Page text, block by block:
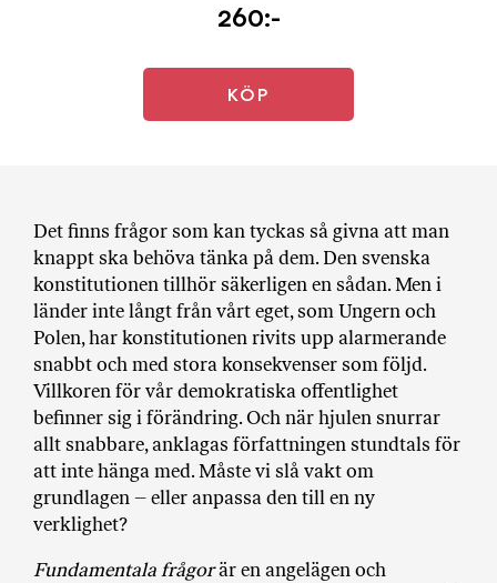
h
s
F
r
n
k
e
260:-
KÖP
Det finns frågor som kan tyckas så givna att man
knappt ska behöva tänka på dem. Den svenska
konstitutionen tillhör säkerligen en sådan. Men i
länder inte långt från vårt eget, som Ungern och
Polen, har konstitutionen rivits upp alarmerande
snabbt och med stora konsekvenser som följd.
Villkoren för vår demokratiska offentlighet
befinner sig i förändring. Och när hjulen snurrar
allt snabbare, anklagas författningen stundtals för
att inte hänga med. Måste vi slå vakt om
grundlagen – eller anpassa den till en ny
verklighet?
Fundamentala frågorär en angelägen och